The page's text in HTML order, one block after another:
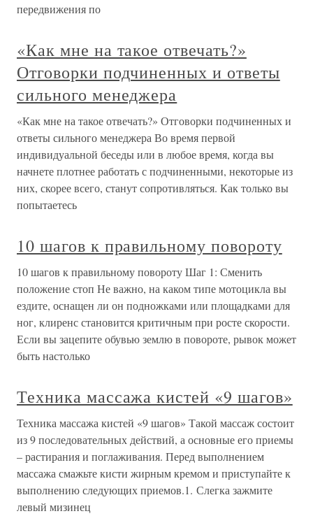
передвижения по
«Как мне на такое отвечать?»
Отговорки подчиненных и ответы
сильного менеджера
«Как мне на такое отвечать?» Отговорки подчиненных и
ответы сильного менеджера Во время первой
индивидуальной беседы или в любое время, когда вы
начнете плотнее работать с подчиненными, некоторые из
них, скорее всего, станут сопротивляться. Как только вы
попытаетесь
10 шагов к правильному повороту
10 шагов к правильному повороту Шаг 1: Сменить
положение стоп Не важно, на каком типе мотоцикла вы
ездите, оснащен ли он подножками или площадками для
ног, клиренс становится критичным при росте скорости.
Если вы зацепите обувью землю в повороте, рывок может
быть настолько
Техника массажа кистей «9 шагов»
Техника массажа кистей «9 шагов» Такой массаж состоит
из 9 последовательных действий, а основные его приемы
– растирания и поглаживания. Перед выполнением
массажа смажьте кисти жирным кремом и приступайте к
выполнению следующих приемов.1. Слегка зажмите
левый мизинец